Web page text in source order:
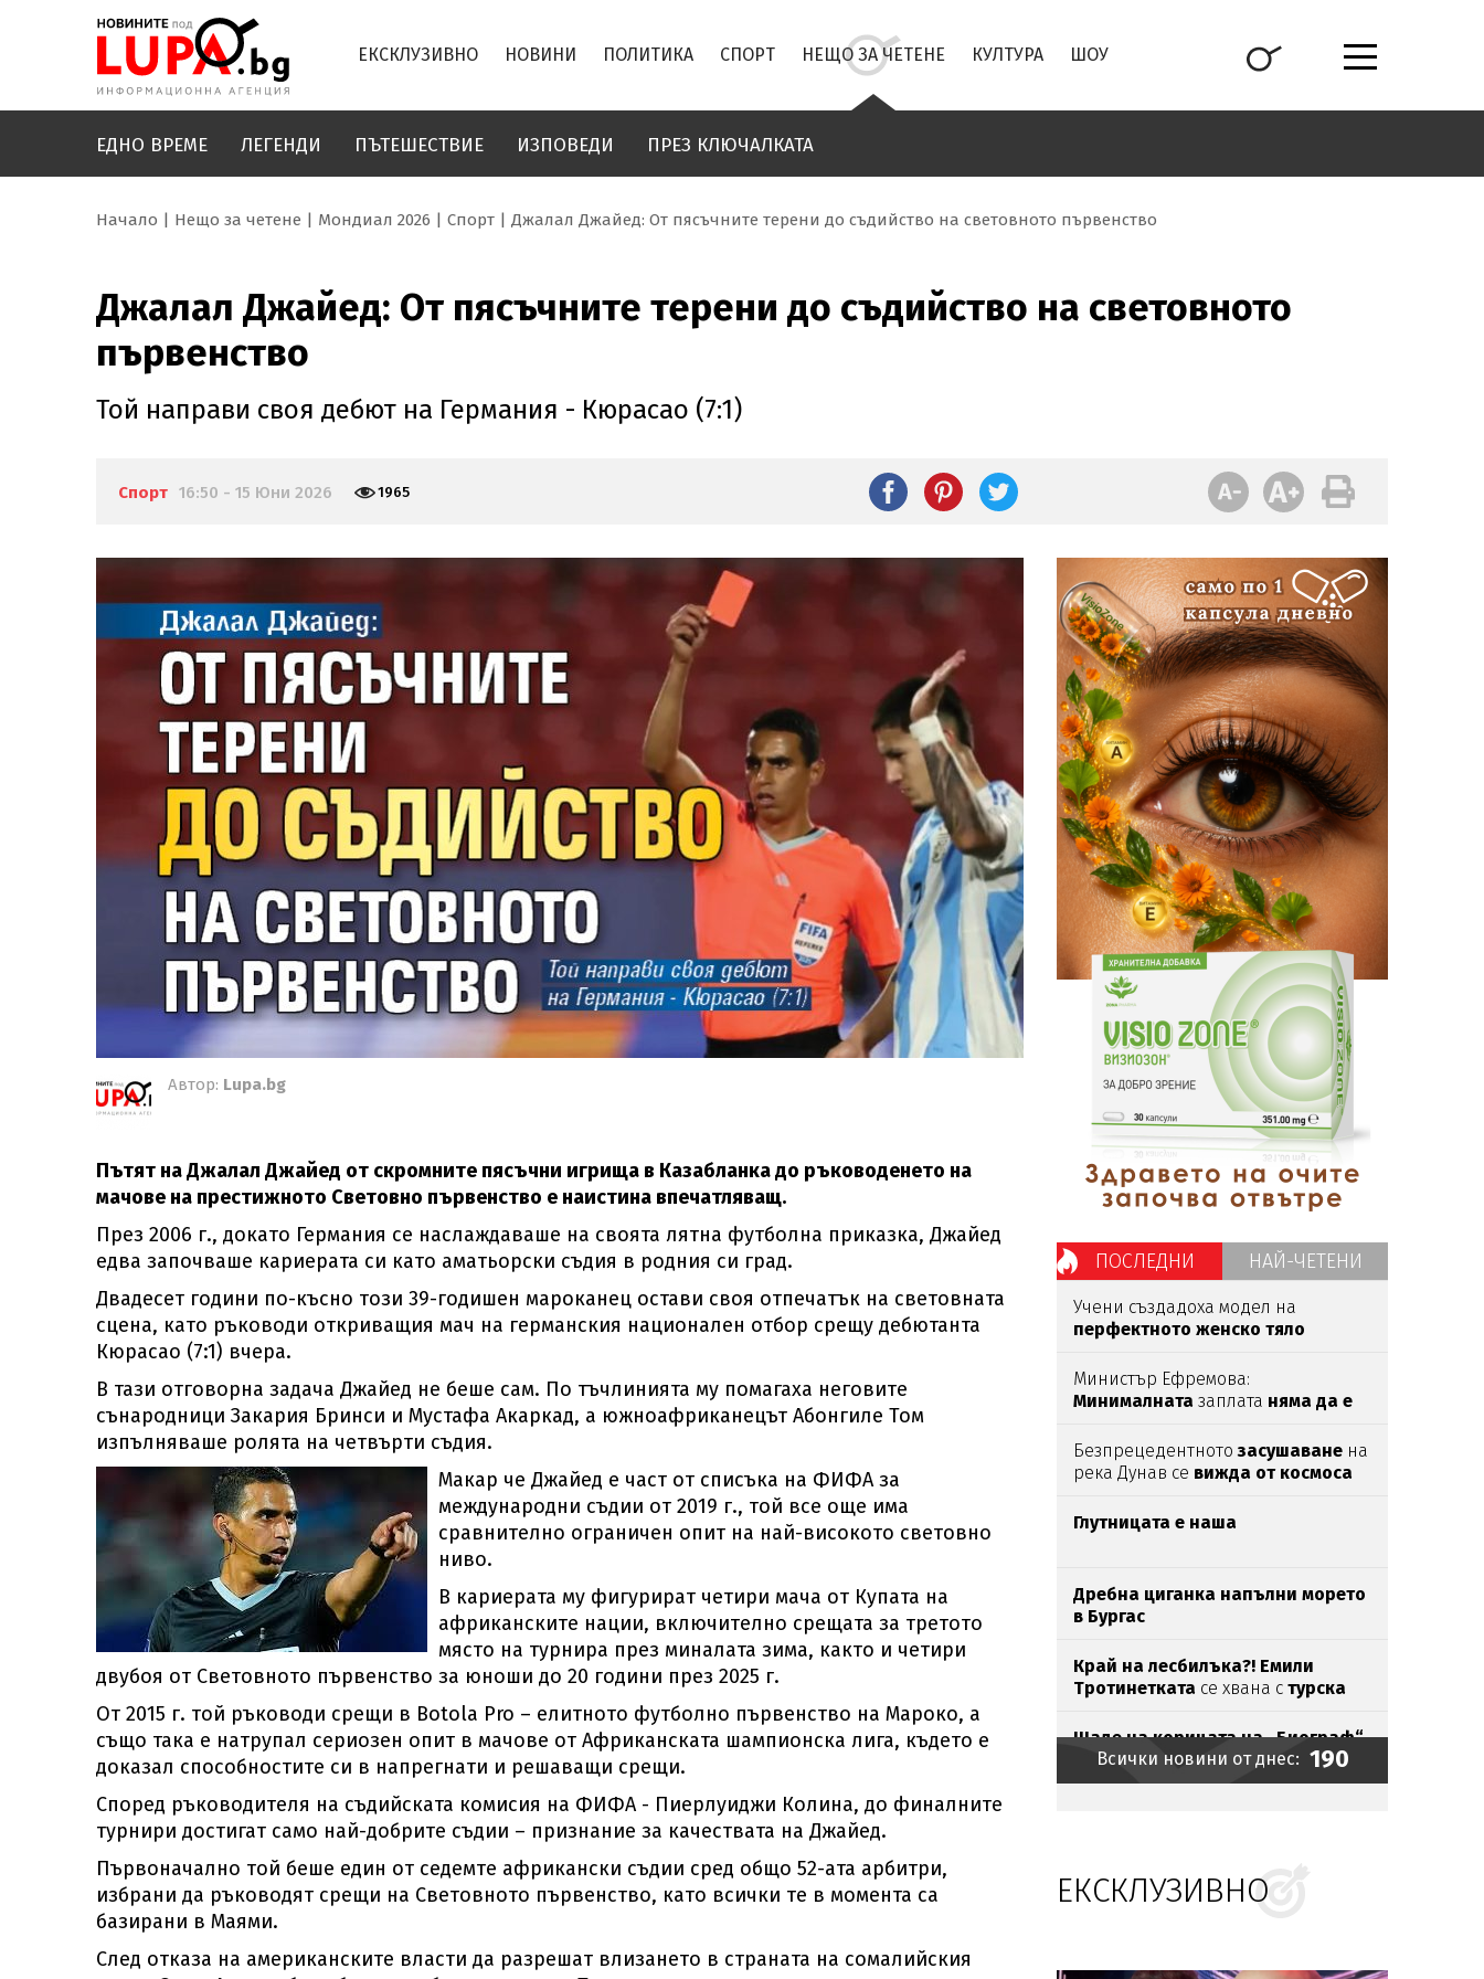
ЕКСКЛУЗИВНО НОВИНИ ПОЛИТИКА СПОРТ НЕЩО ЗА ЧЕТЕНЕ КУЛТУРА ШОУ
ЕДНО ВРЕМЕ ЛЕГЕНДИ ПЪТЕШЕСТВИЕ ИЗПОВЕДИ ПРЕЗ КЛЮЧАЛКАТА
Начало Нещо за четене Мондиал 2026 Спорт Джалал Джайед: От пясъчните терени до съдийство на световното първенство
Джалал Джайед: От пясъчните терени до съдийство на световното
първенство
Той направи своя дебют на Германия - Кюрасао (7:1)
Спорт 16:50 - 15 Юни 2026 1965
Автор: Lupa.bg
Пътят на Джалал Джайед от скромните пясъчни игрища в Казабланка до ръководенето на
мачове на престижното Световно първенство е наистина впечатляващ.
През 2006 г., докато Германия се наслаждаваше на своята лятна футболна приказка, Джайед
едва започваше кариерата си като аматьорски съдия в родния си град.
Двадесет години по-късно този 39-годишен мароканец остави своя отпечатък на световната
сцена, като ръководи откриващия мач на германския национален отбор срещу дебютанта
Кюрасао (7:1) вчера.
В тази отговорна задача Джайед не беше сам. По тъчлинията му помагаха неговите
сънародници Закария Бринси и Мустафа Акаркад, а южноафриканецът Абонгиле Том
изпълняваше ролята на четвърти съдия.
Макар че Джайед е част от списъка на ФИФА за
международни съдии от 2019 г., той все още има
сравнително ограничен опит на най-високото световно
ниво.
В кариерата му фигурират четири мача от Купата на
африканските нации, включително срещата за третото
място на турнира през миналата зима, както и четири
двубоя от Световното първенство за юноши до 20 години през 2025 г.
От 2015 г. той ръководи срещи в Botola Pro – елитното футболно първенство на Мароко, а
също така е натрупал сериозен опит в мачове от Африканската шампионска лига, където е
доказал способностите си в напрегнати и решаващи срещи.
Според ръководителя на съдийската комисия на ФИФА - Пиерлуиджи Колина, до финалните
турнири достигат само най-добрите съдии – признание за качествата на Джайед.
Първоначално той беше един от седемте африкански съдии сред общо 52-ата арбитри,
избрани да ръководят срещи на Световното първенство, като всички те в момента са
базирани в Маями.
След отказа на американските власти да разрешат влизането в страната на сомалийския
ПОСЛЕДНИ НАЙ-ЧЕТЕНИ
Учени създадоха модел на
перфектното женско тяло
Министър Ефремова:
Минималната заплата няма да е
Безпрецедентнотозасушаване на
река Дунав се вижда от космоса
Глутницата е наша
Дребна циганка напълни морето
в Бургас
Край на лесбилъка?! Емили
Тротинетката се хвана с турска
Шаде на корицата на „Биограф“
Братът на Анджелина Джоли се
разведе и разкри, че е гей
Всички новини от днес: 190
ЕКСКЛУЗИВНО